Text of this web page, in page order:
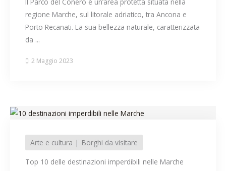
regione Marche, sul litorale adriatico, tra Ancona e
Porto Recanati. La sua bellezza naturale, caratterizzata
da ...
2 Maggio 2023
Arte e cultura
Borghi da visitare
Top 10 delle destinazioni imperdibili nelle Marche